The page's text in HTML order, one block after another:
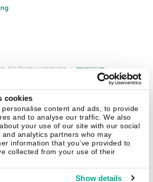
cookies
content and ads, to provide
and to analyse our traffic. We also
your use of our site with our social
analytics partners who may
information that you’ve provided to
collected from your use of their
Show details
Alle Rechte vorbehalten.
Impressum
Lizenzvereinbarung B2B
für B2B-Vertriebspartner
Blog
Weitere Informationen
Blog Enzyklopädie